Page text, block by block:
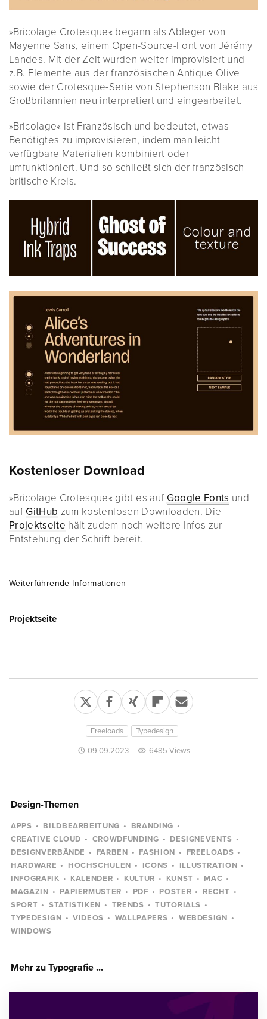
»Bricolage Grotesque« begann als Ableger von
Mayenne Sans, einem Open-Source-Font von Jérémy
Landes. Mit der Zeit wurden weiter improvisiert und
z.B. Elemente aus der französischen Antique Olive
sowie der Grotesque-Serie von Stephenson Blake aus
Großbritannien neu interpretiert und eingearbeitet.
»Bricolage« ist Französisch und bedeutet, etwas
Benötigtes zu improvisieren, indem man leicht
verfügbare Materialien kombiniert oder
umfunktioniert. Und so schließt sich der französisch-
britische Kreis.
Kostenloser Download
»Bricolage Grotesque« gibt es auf Google Fonts und
auf GitHub zum kostenlosen Downloaden. Die
Projektseite hält zudem noch weitere Infos zur
Entstehung der Schrift bereit.
Weiterführende Informationen
Projektseite
Freeloads Typedesign
09.09.2023| 6485 Views
Design-Themen
APPS BILDBEARBEITUNG
BRANDING
CREATIVE CLOUD
CROWDFUNDING
DESIGNEVENTS
DESIGNVERBÄNDE
FARBEN FASHION
FREELOADS
HARDWARE
HOCHSCHULEN ICONS
ILLUSTRATION
INFOGRAFIK
KALENDER KULTUR KUNST
MAC
MAGAZIN
PAPIERMUSTER PDF POSTER
RECHT
SPORT
STATISTIKEN TRENDS
TUTORIALS
TYPEDESIGN
VIDEOS WALLPAPERS
WEBDESIGN
WINDOWS
Mehr zu Typografie ...